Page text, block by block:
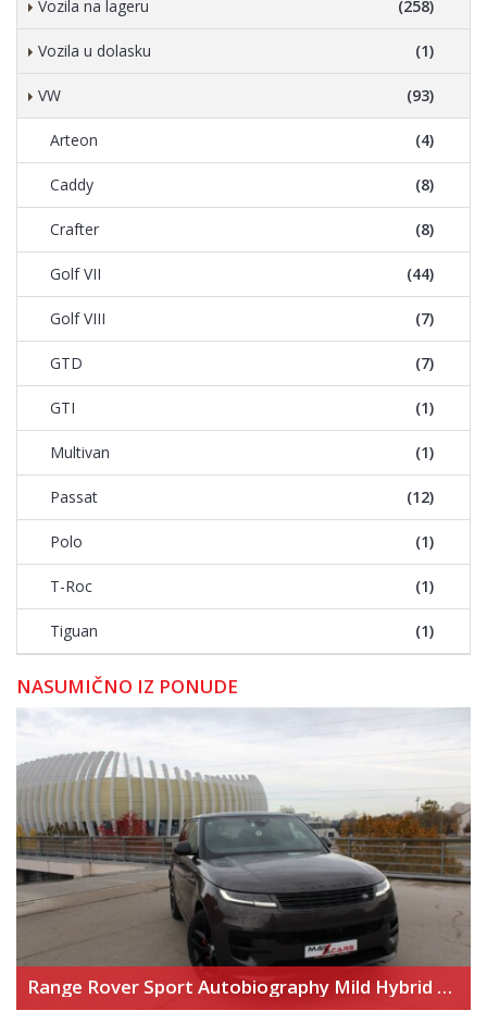
Vozila na lageru (258)
Vozila u dolasku (1)
VW (93)
Arteon (4)
Caddy (8)
Crafter (8)
Golf VII (44)
Golf VIII (7)
GTD (7)
GTI (1)
Multivan (1)
Passat (12)
Polo (1)
T-Roc (1)
Tiguan (1)
NASUMIČNO IZ PONUDE
Range Rover Sport Autobiography Mild Hybrid – Novi model